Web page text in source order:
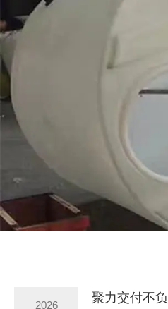
2026
聚力交付不